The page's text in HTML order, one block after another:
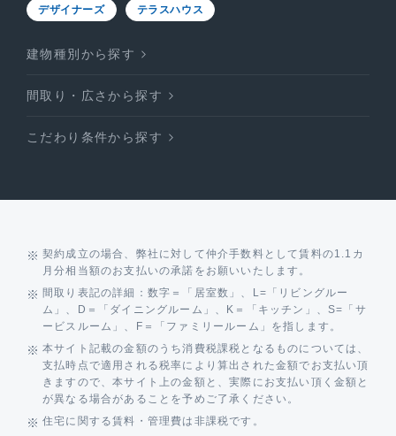
デザイナーズ テラスハウス
建物種別から探す
間取り・広さから探す
こだわり条件から探す
契約成立の場合、弊社に対して仲介手数料として賃料の1.1カ
月分相当額のお支払いの承諾をお願いいたします。
間取り表記の詳細：数字＝「居室数」、L=「リビングルー
ム」、D＝「ダイニングルーム」、K＝「キッチン」、S=「サ
ービスルーム」、F＝「ファミリールーム」を指します。
本サイト記載の金額のうち消費税課税となるものについては、
支払時点で適用される税率により算出された金額でお支払い頂
きますので、本サイト上の金額と、実際にお支払い頂く金額と
が異なる場合があることを予めご了承ください。
住宅に関する賃料・管理費は非課税です。